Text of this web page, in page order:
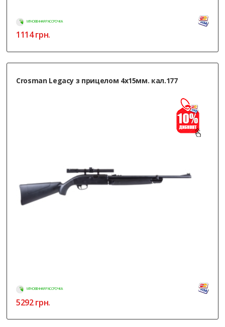
МГНОВЕННАЯ РАССРОЧКА
1114грн.
Crosman Legacy з прицелом 4х15мм. кал.177
МГНОВЕННАЯ РАССРОЧКА
5292грн.